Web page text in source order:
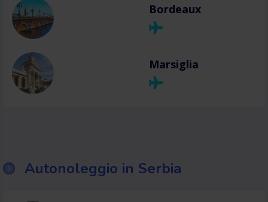
Bordeaux
Marsiglia
Autonoleggio in Serbia